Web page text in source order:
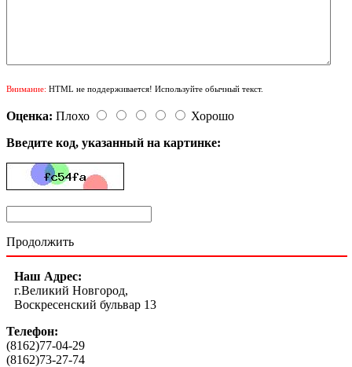
Внимание: HTML не поддерживается! Используйте обычный текст.
Оценка: Плохо
Хорошо
Введите код, указанный на картинке:
Продолжить
Наш Адрес:
г.Великий Новгород,
Воскресенский бульвар 13
Телефон:
(8162)77-04-29
(8162)73-27-74